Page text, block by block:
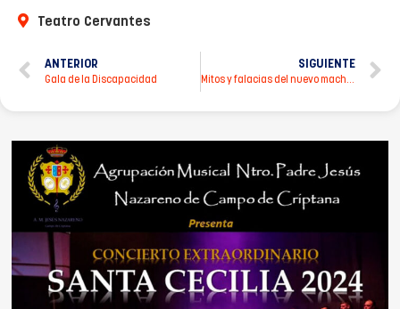
Teatro Cervantes
ANTERIOR
Gala de la Discapacidad
SIGUIENTE
Mitos y falacias del nuevo machismo